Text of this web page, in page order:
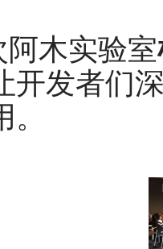
阿木实验室
开发者们